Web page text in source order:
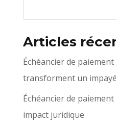
Articles
Échéancier de
transforment un
Échéancier de
impact juridique